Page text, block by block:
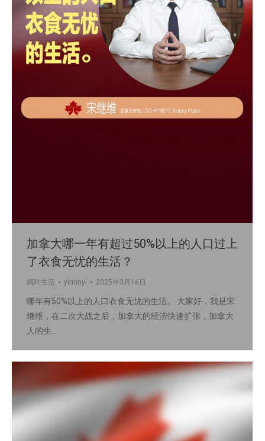
加拿大哪一年有超过50%以上的人口过上
了衣食无忧的生活？
枫叶生活 yiminyi 2025年3月16日
哪年有50%以上的人口衣食无忧的生活。 大家好，我是宋
继维，在二次大战之后，加拿大的经济快速扩张，加拿大
人的生…